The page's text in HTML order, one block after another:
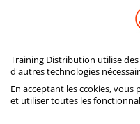
Training Distribution utilise
d'autres technologies
En acceptant les ccokies,
et utiliser toutes les